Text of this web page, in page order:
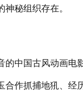
秘组织存在。
的中国古风动画
作抓捕地犼、经